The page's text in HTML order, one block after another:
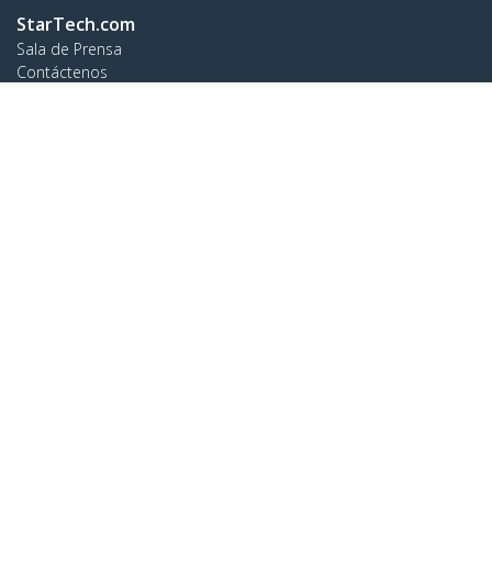
StarTech.com
Sala de Prensa
Contáctenos